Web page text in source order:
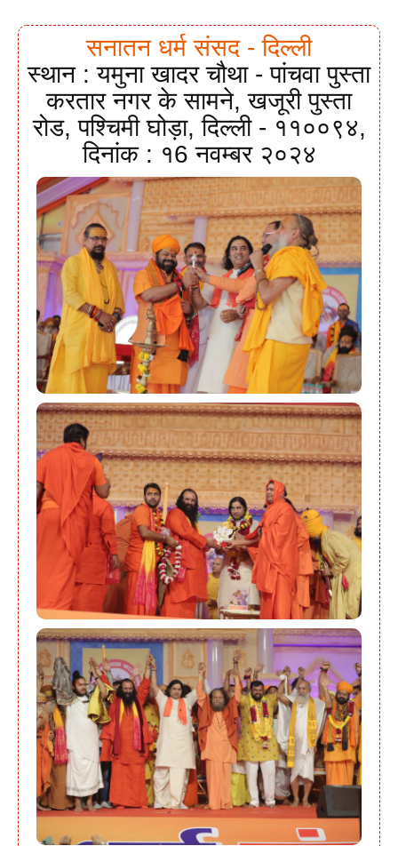
सनातन धर्म संसद - दिल्ली
स्थान : यमुना खादर चौथा - पांचवा पुस्ता
करतार नगर के सामने, खजूरी पुस्ता
रोड, पश्चिमी घोड़ा, दिल्ली - ११००९४,
दिनांक : १6 नवम्बर २०२४